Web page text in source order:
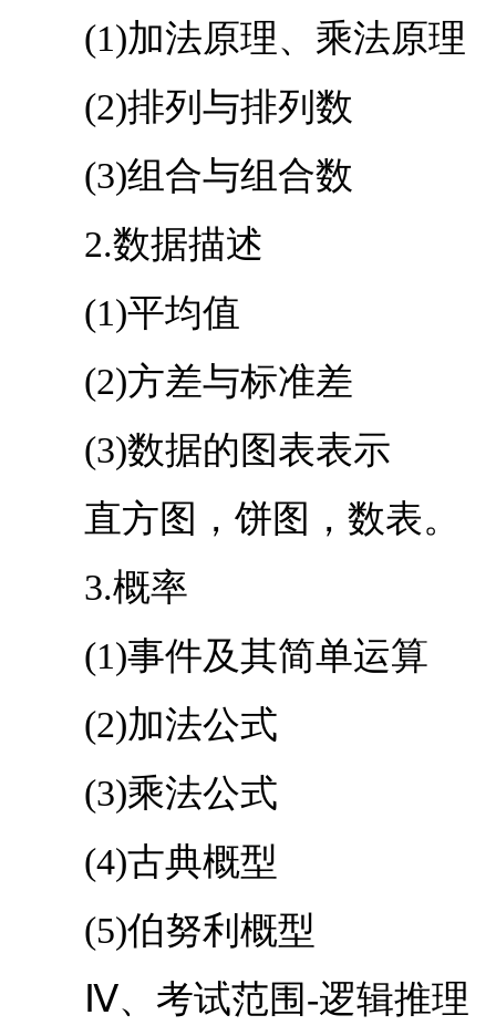
(1)加法原理、乘法原理
(2)排列与排列数
(3)组合与组合数
2.数据描述
(1)平均值
(2)方差与标准差
(3)数据的图表表示
直方图，饼图，数表。
3.概率
(1)事件及其简单运算
(2)加法公式
(3)乘法公式
(4)古典概型
(5)伯努利概型
Ⅳ、考试范围-逻辑推理